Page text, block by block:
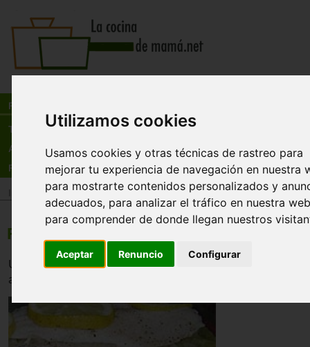
Utilizamos cookies
Usamos cookies y otras técnicas de rastreo para
mejorar tu experiencia de navegación en nuestra
para mostrarte contenidos personalizados y
adecuados, para analizar el tráfico en nuestra
para comprender de donde llegan nuestros
Aceptar Renuncio Configurar
Recetas
Tienda
Actualidad
Registro
Recetas >Pescados y mariscos
Filete básicos de pescado con limón
Un filete de pescado básico que sirve en cualquier
acompañar de arroz blanco.